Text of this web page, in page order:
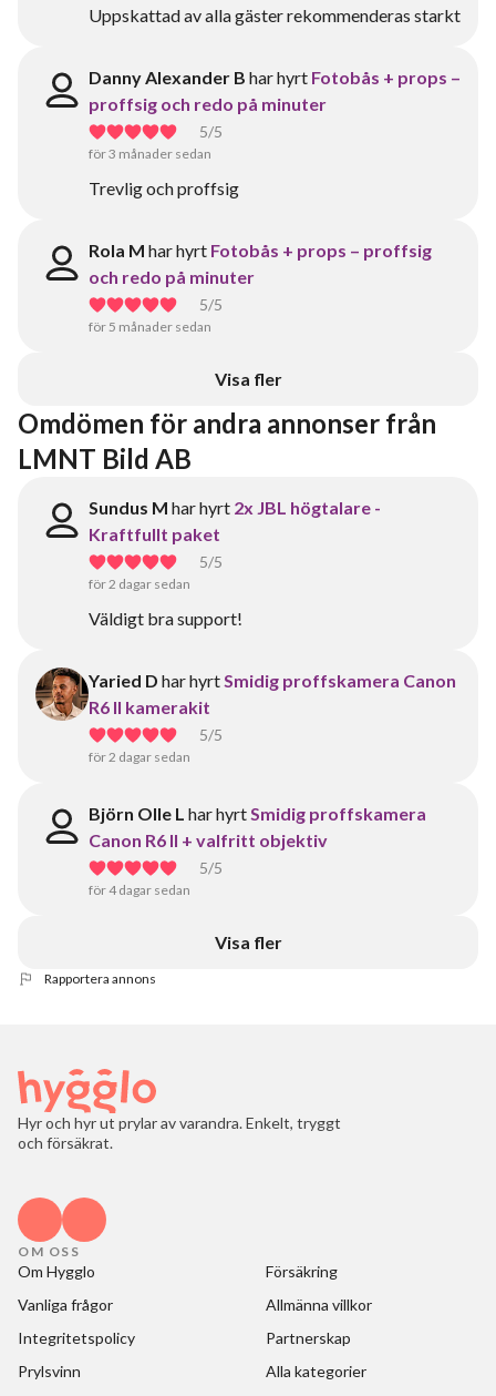
Uppskattad av alla gäster rekommenderas starkt
Danny Alexander B har hyrt Fotobås + props –
proffsig och redo på minuter
5/5
för 3 månader sedan
Trevlig och proffsig
Rola M har hyrt Fotobås + props – proffsig
och redo på minuter
5/5
för 5 månader sedan
Visa fler
Omdömen för andra annonser från
LMNT Bild AB
Sundus M har hyrt 2x JBL högtalare -
Kraftfullt paket
5/5
för 2 dagar sedan
Väldigt bra support!
Yaried D har hyrtSmidig proffskamera Canon
R6 II kamerakit
5/5
för 2 dagar sedan
Björn Olle L har hyrtSmidig proffskamera
Canon R6 II + valfritt objektiv
5/5
för 4 dagar sedan
Visa fler
Rapportera annons
Hyr och hyr ut prylar av varandra. Enkelt, tryggt
och försäkrat.
OM OSS
Om Hygglo
Försäkring
Vanliga frågor
Allmänna villkor
Integritetspolicy
Partnerskap
Prylsvinn
Alla kategorier